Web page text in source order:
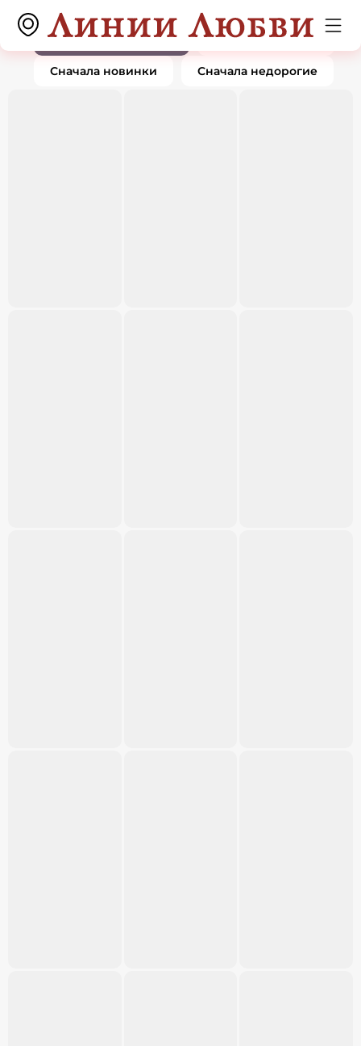
Подвески и кулоны0 товаров
По популярности
Сначала дорогие
Сначала новинки Сначала недорогие